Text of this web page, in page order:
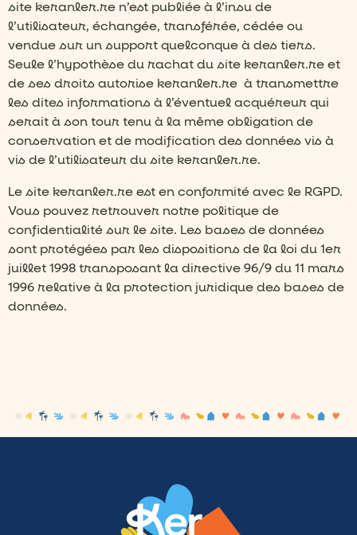
site keranler.re n’est publiée à l’insu de
l’utilisateur, échangée, transférée, cédée ou
vendue sur un support quelconque à des tiers.
Seule l’hypothèse du rachat du site keranler.re et
de ses droits autorise keranler.re à transmettre
les dites informations à l’éventuel acquéreur qui
serait à son tour tenu à la même obligation de
conservation et de modification des données vis à
vis de l’utilisateur du site keranler.re.
Le site keranler.re est en conformité avec le RGPD.
Vous pouvez retrouver notre politique de
confidentialité sur le site. Les bases de données
sont protégées par les dispositions de la loi du 1er
juillet 1998 transposant la directive 96/9 du 11 mars
1996 relative à la protection juridique des bases de
données.